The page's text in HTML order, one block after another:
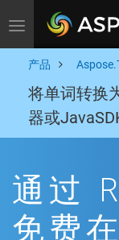
Toggle navigation
产品
将单词转换
器或
通过
免费